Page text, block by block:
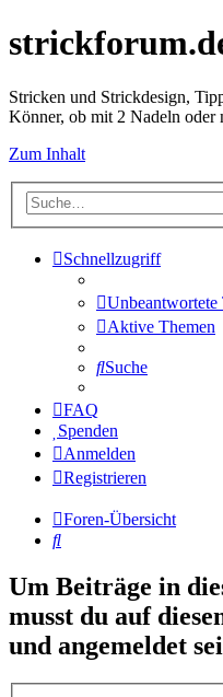
Stricken und Strickdesign,
Könner, ob mit 2 Nadeln oder
Zum Inhalt
Schnellzugriff
Unbeantwortete
Aktive Themen
Suche
FAQ
Spenden
Anmelden
Registrieren
Foren-Übersicht
Suche
Um Beiträge in
musst du auf
und angemeldet